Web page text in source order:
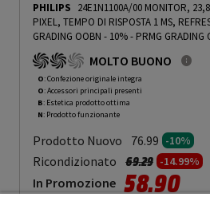
PHILIPS 24E1N1100A/00 MONITOR,
PIXEL, TEMPO DI RISPOSTA 1 MS,
GRADING OOBN - 10%- PRMG GRADING
MOLTO BUONO
O: Confezione originale integra
O: Accessori principali presenti
B: Estetica prodotto ottima
N: Prodotto funzionante
Prodotto Nuovo 76.99 -10%
Ricondizionato Prezzo ridotto da
69.29a-14.99%
In Promozione 58.90